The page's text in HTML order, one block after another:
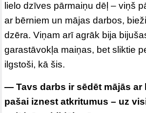
lielo dzīves pārmaiņu dēļ – viņš
ar bērniem un mājas darbos,
dzēra. Viņam arī agrāk bija
garastāvokļa maiņas, bet sliktie
ilgstoši, kā šis.
— Tavs darbs ir sēdēt mājās ar
pašai iznest atkritumus – uz